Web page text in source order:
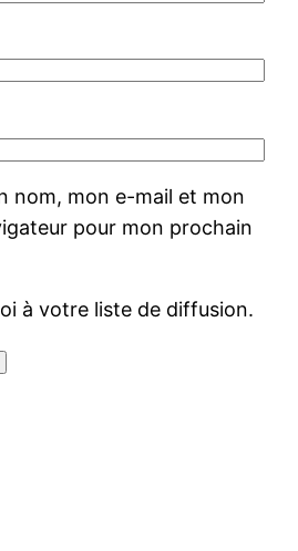
nom, mon e-mail et mon
pour mon prochain
à votre liste de diffusion.